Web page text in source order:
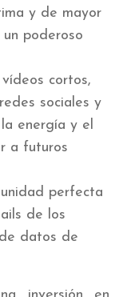
y de mayor
poderoso
cortos,
sociales y
energía y el
a futuros
perfecta
de los
datos de